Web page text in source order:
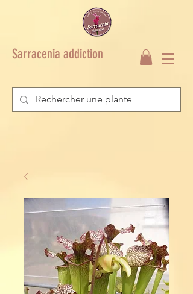
Sarracenia addiction